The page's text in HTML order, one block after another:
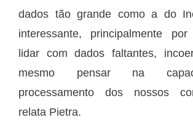
dados tão grande como a do
interessante, principalmente
lidar com dados faltantes,
mesmo pensar na
processamento dos nossos
relata Pietra.